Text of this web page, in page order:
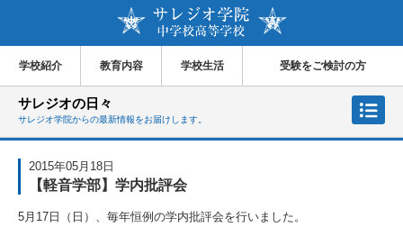
学校紹介 教育内容 学校生活 受験をご検討の方
サレジオの日々
サレジオ学院からの最新情報をお届けします。
2015年05月18日
【軽音学部】学内批評会
5月17日（日）、毎年恒例の学内批評会を行いました。